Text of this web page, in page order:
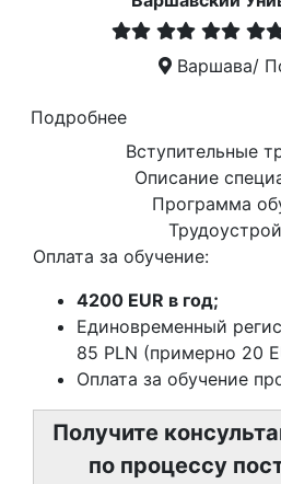
Варшава/
Подробнее
Вступительные
Описание
Программа
Оплата за обучение:
4200 EUR в год;
Единовременный
85 PLN (примерно 20
Оплата за обучение
Получите
по процессу